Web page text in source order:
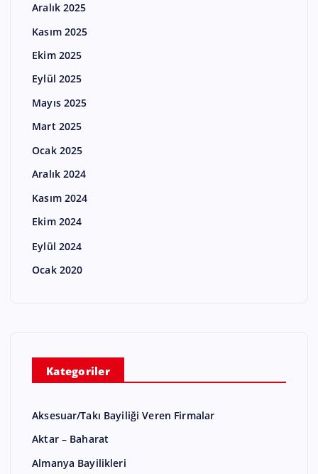
Aralık 2025
Kasım 2025
Ekim 2025
Eylül 2025
Mayıs 2025
Mart 2025
Ocak 2025
Aralık 2024
Kasım 2024
Ekim 2024
Eylül 2024
Ocak 2020
Kategoriler
Aksesuar/Takı Bayiliği Veren Firmalar
Aktar – Baharat
Almanya Bayilikleri